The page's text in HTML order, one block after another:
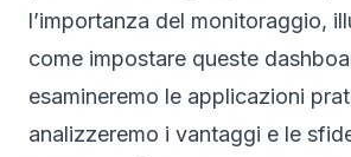
l’importanza del monitoraggio,
come impostare queste
esamineremo le applicazioni
analizzeremo i vantaggi e le